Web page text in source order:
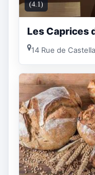
(4.1)
Les Caprices
14 Rue de